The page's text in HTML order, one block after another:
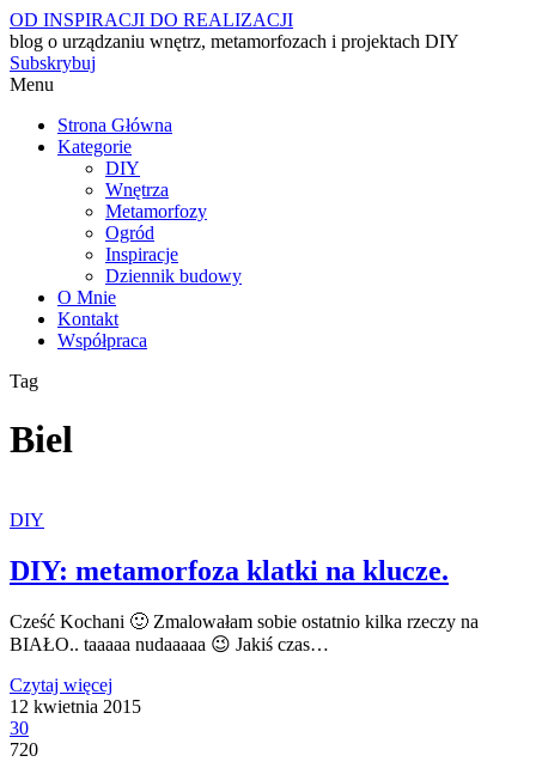
OD INSPIRACJI DO REALIZACJI
blog o urządzaniu wnętrz, metamorfozach i projektach DIY
Subskrybuj
Menu
Strona Główna
Kategorie
DIY
Wnętrza
Metamorfozy
Ogród
Inspiracje
Dziennik budowy
O Mnie
Kontakt
Współpraca
Tag
Biel
DIY
DIY: metamorfoza klatki na klucze.
Cześć Kochani 🙂 Zmalowałam sobie ostatnio kilka rzeczy na
BIAŁO.. taaaaa nudaaaaa 😉 Jakiś czas…
Czytaj więcej
12 kwietnia 2015
30
720